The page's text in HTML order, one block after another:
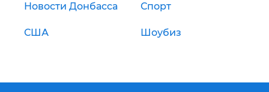
Новости Донбасса Спорт
США Шоубиз